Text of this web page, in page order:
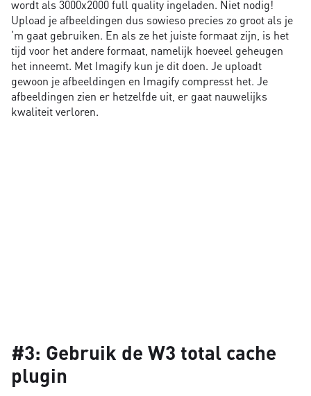
wordt als 3000x2000 full quality ingeladen. Niet nodig!
Upload je afbeeldingen dus sowieso precies zo groot als je
‘m gaat gebruiken. En als ze het juiste formaat zijn, is het
tijd voor het andere formaat, namelijk hoeveel geheugen
het inneemt. Met Imagify kun je dit doen. Je uploadt
gewoon je afbeeldingen en Imagify compresst het. Je
afbeeldingen zien er hetzelfde uit, er gaat nauwelijks
kwaliteit verloren.
#3: Gebruik de W3 total cache
plugin